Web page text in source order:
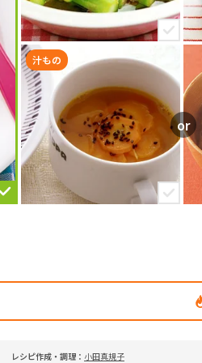
汁もの
レシピ作成・調理： 小田真規子